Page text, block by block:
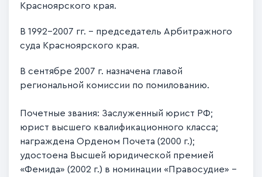
Красноярского края.
В 1992-2007 гг. – председатель Арбитражного
суда Красноярского края.
В сентябре 2007 г. назначена главой
региональной комиссии по помилованию.
Почетные звания: Заслуженный юрист РФ;
юрист высшего квалификационного класса;
награждена Орденом Почета (2000 г.);
удостоена Высшей юридической премией
«Фемида» (2002 г.) в номинации «Правосудие» –